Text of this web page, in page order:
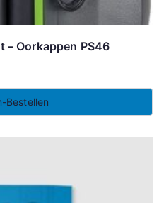
– Oorkappen PS46
Bestellen